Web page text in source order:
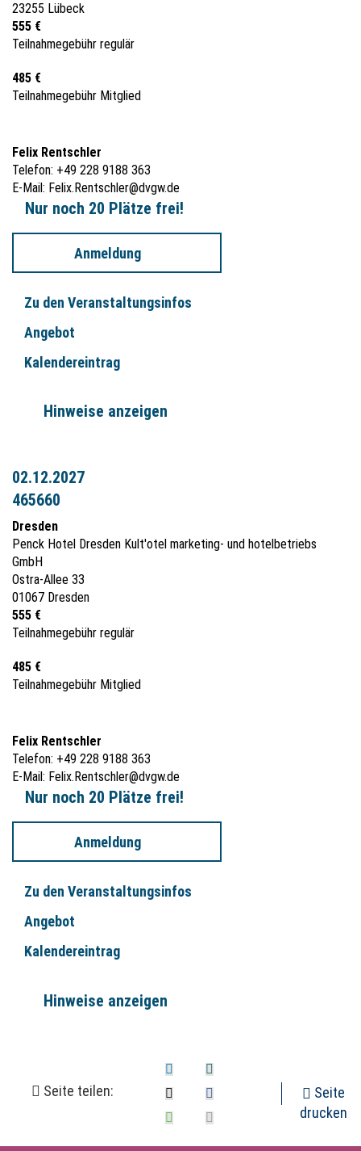
23255 Lübeck
555 €
Teilnahmegebühr regulär
485 €
Teilnahmegebühr Mitglied
Felix Rentschler
Telefon: +49 228 9188 363
E-Mail: Felix.Rentschler@dvgw.de
Nur noch 20 Plätze frei!
Anmeldung
Zu den Veranstaltungsinfos
Angebot
Kalendereintrag
Hinweise anzeigen
02.12.2027
465660
Dresden
Penck Hotel Dresden Kult'otel marketing- und hotelbetriebs
GmbH
Ostra-Allee 33
01067 Dresden
555 €
Teilnahmegebühr regulär
485 €
Teilnahmegebühr Mitglied
Felix Rentschler
Telefon: +49 228 9188 363
E-Mail: Felix.Rentschler@dvgw.de
Nur noch 20 Plätze frei!
Anmeldung
Zu den Veranstaltungsinfos
Angebot
Kalendereintrag
Hinweise anzeigen
Seite teilen:
Seite
drucken